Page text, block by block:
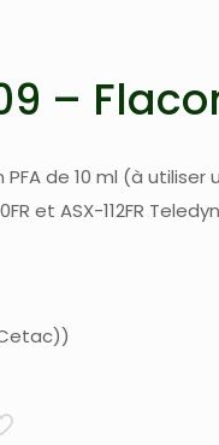
–
de 10 ml (à
et ASX-112FR